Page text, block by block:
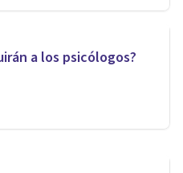
a los psicólogos?
dudas sobre